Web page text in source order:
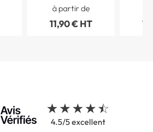
à partir de
11,90 € HT
4.5/5 excellent